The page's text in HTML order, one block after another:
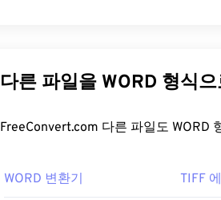
압축을 사용하며, 오디오 없이 애니메
댓글, 그리고 인터넷에서 흔히 입소문
거의 모든 웹 브라우저가 GIF를 지원
다른 파일을 WORD
WORD 변환기 TIFF